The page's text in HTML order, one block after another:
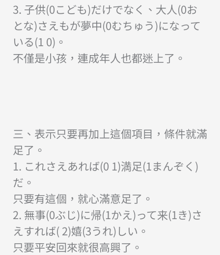
3. 子供(0こども)だけでなく、大人(0お
とな)さえもが夢中(0むちゅう)になって
いる(1 0)。
不僅是小孩，連成年人也都迷上了。
三、表示只要再加上這個項目，條件就滿
足了。
1. これさえあれば(0 1)満足(1まんぞく)
だ。
只要有這個，就心滿意足了。
2. 無事(0ぶじ)に帰(1かえ)って来(1き)さ
えすれば( 2)嬉(3うれ)しい。
只要平安回來就很高興了。